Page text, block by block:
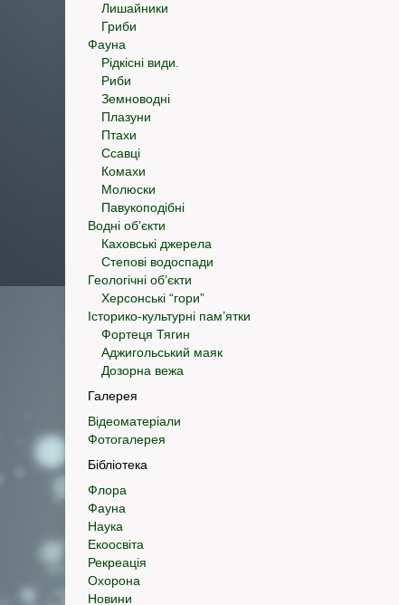
Лишайники
Гриби
Фауна
Рідкісні види.
Риби
Земноводні
Плазуни
Птахи
Ссавці
Комахи
Молюски
Павукоподібні
Водні об’єкти
Каховські джерела
Степові водоспади
Геологічні об’єкти
Херсонські “гори”
Історико-культурні пам’ятки
Фортеця Тягин
Аджигольський маяк
Дозорна вежа
Галерея
Відеоматеріали
Фотогалерея
Бібліотека
Флора
Фауна
Наука
Екоосвіта
Рекреація
Охорона
Новини